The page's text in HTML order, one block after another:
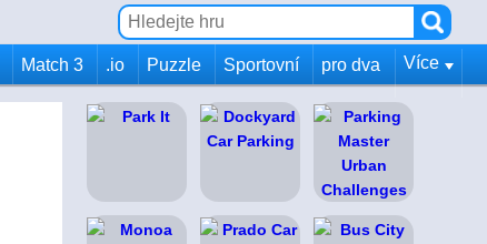
Match 3 .io Puzzle Sportovní pro dva Více